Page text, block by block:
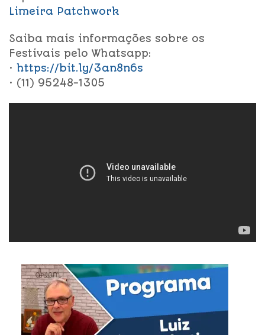
Limeira Patchwork
Saiba mais informações sobre os
Festivais pelo Whatsapp:
• https://bit.ly/3an8n6s
• (11) 95248-1305